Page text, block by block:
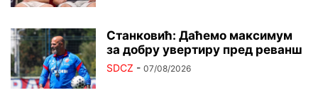
Станковић: Даћемо максимум
за добру увертиру пред реванш
SDCZ - 07/08/2026